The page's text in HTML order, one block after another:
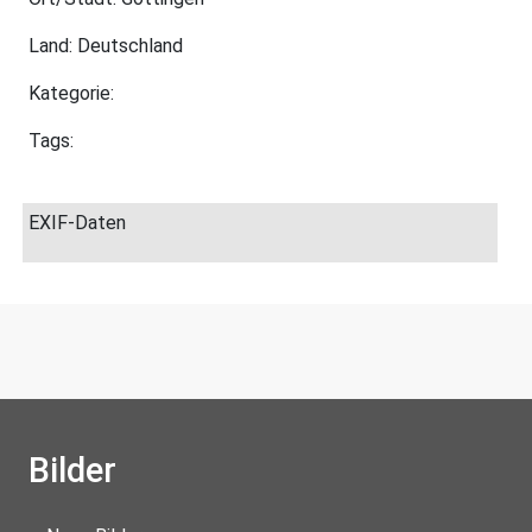
Land: Deutschland
Kategorie:
Tags:
EXIF-Daten
Bilder